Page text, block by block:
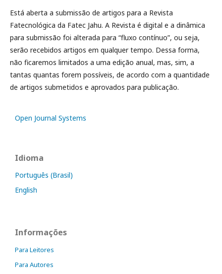
Está aberta a submissão de artigos para a Revista
Fatecnológica da Fatec Jahu. A Revista é digital e a dinâmica
para submissão foi alterada para “fluxo contínuo”, ou seja,
serão recebidos artigos em qualquer tempo. Dessa forma,
não ficaremos limitados a uma edição anual, mas, sim, a
tantas quantas forem possíveis, de acordo com a quantidade
de artigos submetidos e aprovados para publicação.
Open Journal Systems
Idioma
Português (Brasil)
English
Informações
Para Leitores
Para Autores